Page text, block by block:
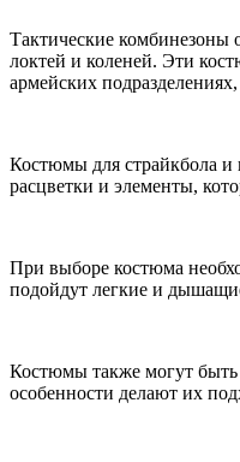
Тактические комбинезоны
локтей и коленей. Эти
армейских
Костюмы для страйкбола и
расцветки и элементы,
При выборе костюма
подойдут легкие и
Костюмы также могут быть
особенности делают их